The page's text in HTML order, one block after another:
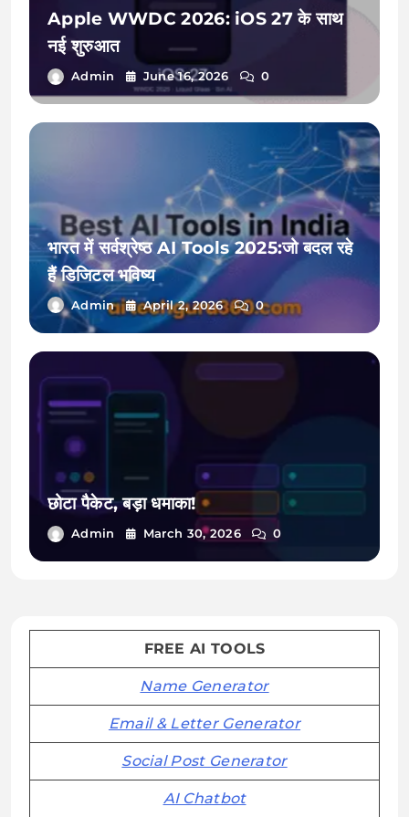
Apple WWDC 2026: iOS 27 के साथ
नई शुरुआत
Admin June 16, 2026 0
भारत में सर्वश्रेष्ठ AI Tools 2025:जो बदल रहे
हैं डिजिटल भविष्य
Admin April 2, 2026 0
छोटा पैकेट, बड़ा धमाका!
Admin March 30, 2026 0
FREE AI TOOLS
Name Generator
Email & Letter Generator
Social Post Generator
AI Chatbot